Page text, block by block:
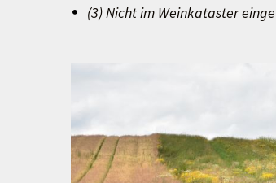
(3) Nicht im Weinkataster